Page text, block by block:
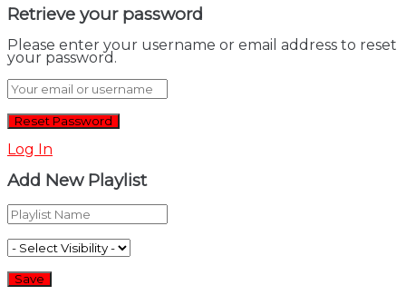
Retrieve your password
Please enter your username or email address to reset
your password.
Log In
Add New Playlist